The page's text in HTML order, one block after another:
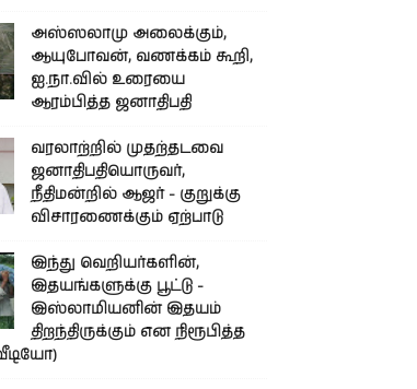
அஸ்ஸலாமு அலைக்கும்,
ஆயுபோவன், வணக்கம் கூறி,
ஐ.நா.வில் உரையை
ஆரம்பித்த ஜனாதிபதி
வரலாற்றில் முதற்தடவை
ஜனாதிபதியொருவர்,
நீதிமன்றில் ஆஜர் - குறுக்கு
விசாரணைக்கும் ஏற்பாடு
இந்து வெறியர்களின்,
இதயங்களுக்கு பூட்டு -
இஸ்லாமியனின் இதயம்
திறந்திருக்கும் என நிரூபித்த